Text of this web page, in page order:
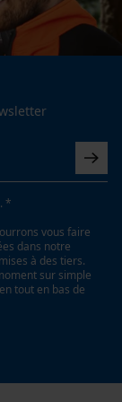
poche
poches
*
vous faire
dans notre
à des tiers.
sur simple
tout en bas de